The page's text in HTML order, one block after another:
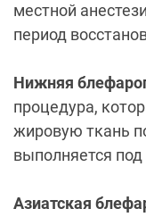
местной
период
Нижняя
процедура,
жировую ткань
выполняется
Азиатская